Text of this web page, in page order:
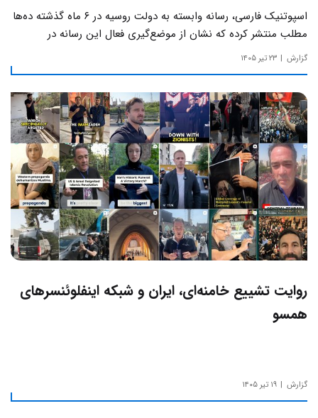
اسپوتنیک فارسی، رسانه وابسته به دولت روسیه در ۶ ماه گذشته ده‌ها
مطلب منتشر کرده که نشان از موضع‌گیری فعال این رسانه‌ در
حساس‌ترین مسائل چالش‌های داخلی ایران دارد.
گزارش ۲۳ تیر ۱۴۰۵
روایت تشییع خامنه‌ای، ایران و شبکه اینفلوئنسرهای
همسو
گزارش ۱۹ تیر ۱۴۰۵